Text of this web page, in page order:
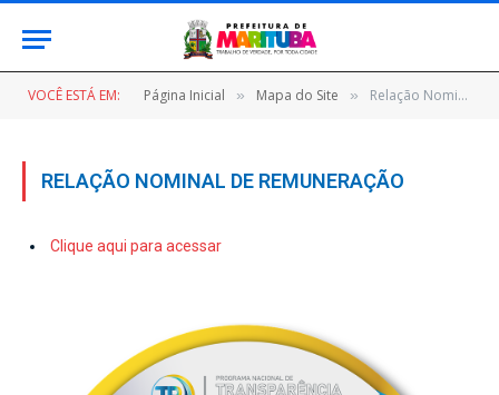
VOCÊ ESTÁ EM: Página Inicial » Mapa do Site » Relação Nominal de Remuneração
RELAÇÃO NOMINAL DE REMUNERAÇÃO
Clique aqui para acessar